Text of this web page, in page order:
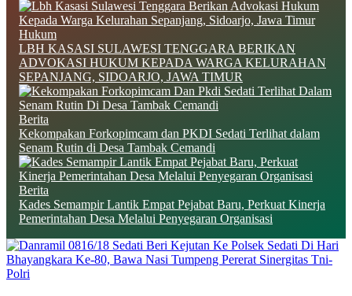
Hukum
LBH KASASI SULAWESI TENGGARA BERIKAN
ADVOKASI HUKUM KEPADA WARGA KELURAHAN
SEPANJANG, SIDOARJO, JAWA TIMUR
Berita
Kekompakan Forkopimcam dan PKDI Sedati Terlihat dalam
Senam Rutin di Desa Tambak Cemandi
Berita
Kades Semampir Lantik Empat Pejabat Baru, Perkuat Kinerja
Pemerintahan Desa Melalui Penyegaran Organisasi